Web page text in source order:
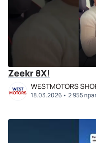
Zeekr 8X!
WESTMOTORS
18.03.2026 2 955